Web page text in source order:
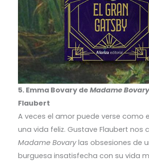
5. Emma Bovary de Madame Bovary
Flaubert
A veces el amor puede verse como
una vida feliz. Gustave Flaubert nos
Madame Bovarylas obsesiones de
burguesa insatisfecha con su vida